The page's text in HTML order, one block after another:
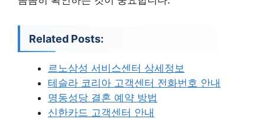
Related Posts:
르노삼성 서비스센터 상세정보
테슬라 코리아 고객센터 전화번호 안내
명동성당 결혼 예약 방법
신한카드 고객센터 안내